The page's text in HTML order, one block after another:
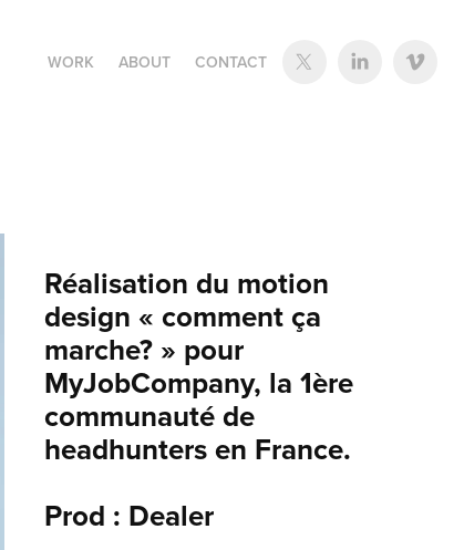
WORK ABOUT CONTACT
Réalisation du motion
design « comment ça
marche? » pour
MyJobCompany, la 1ère
communauté de
headhunters en France.
Prod : Dealer